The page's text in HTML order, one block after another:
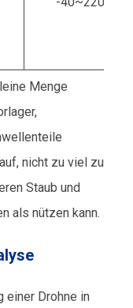
Menge
nicht zu viel zu
Staub und
als nützen kann.
einer Drohne in